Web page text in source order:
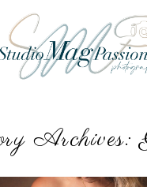
Archives: